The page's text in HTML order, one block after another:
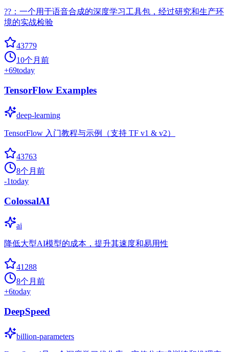
??：一个用于语音合成的深度学习工具包，经过研究和生产环
境的实战检验
43779
10个月前
+69today
TensorFlow Examples
deep-learning
TensorFlow 入门教程与示例（支持 TF v1 & v2）
43763
8个月前
-1today
ColossalAI
ai
降低大型AI模型的成本，提升其速度和易用性
41288
8个月前
+6today
DeepSpeed
billion-parameters